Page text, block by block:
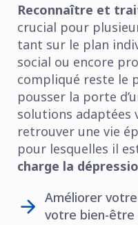
Reconnaître et
crucial pour
tant sur le plan
social ou encore
compliqué reste le
pousser la porte
solutions
retrouver une vie
pour lesquelles il
charge la
Améliorer
votre bien-être